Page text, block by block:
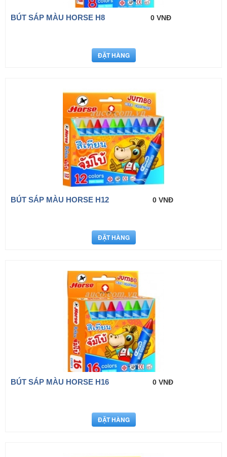
BÚT SÁP MÀU HORSE H8 0 VNĐ
BÚT SÁP MÀU HORSE H12 0 VNĐ
BÚT SÁP MÀU HORSE H16 0 VNĐ